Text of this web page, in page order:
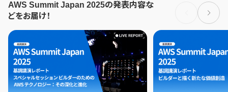
AWS Summit Japan 2025の発表内容な
どをお届け！